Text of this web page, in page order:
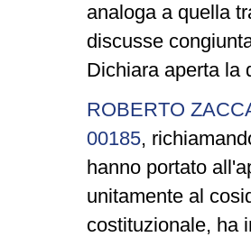
analoga a quella
discusse
Dichiara aperta la
ROBERTO
00185,
hanno portato
unitamente al
costituzionale, ha